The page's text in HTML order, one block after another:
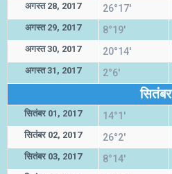
अगस्त 28, 2017 26°17'
अगस्त 29, 2017 8°19'
अगस्त 30, 2017 20°14'
अगस्त 31, 2017 2°6'
सितंबर
सितंबर 01, 2017 14°1'
सितंबर 02, 2017 26°2'
सितंबर 03, 2017 8°14'